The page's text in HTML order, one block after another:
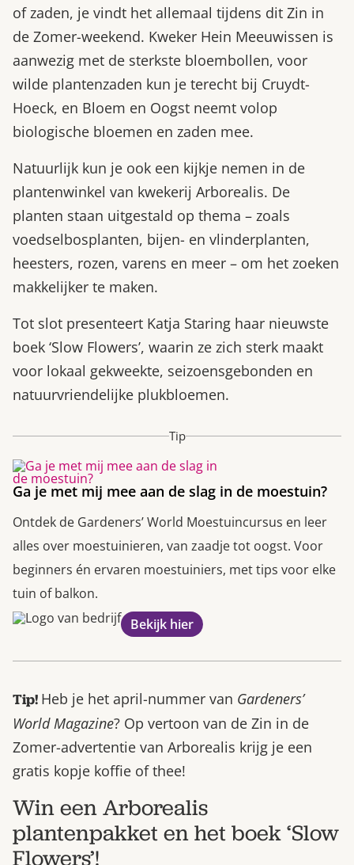
of zaden, je vindt het allemaal tijdens dit Zin in
de Zomer-weekend. Kweker Hein Meeuwissen is
aanwezig met de sterkste bloembollen, voor
wilde plantenzaden kun je terecht bij Cruydt-
Hoeck, en Bloem en Oogst neemt volop
biologische bloemen en zaden mee.
Natuurlijk kun je ook een kijkje nemen in de
plantenwinkel van kwekerij Arborealis. De
planten staan uitgestald op thema – zoals
voedselbosplanten, bijen- en vlinderplanten,
heesters, rozen, varens en meer – om het zoeken
makkelijker te maken.
Tot slot presenteert Katja Staring haar nieuwste
boek ‘Slow Flowers’, waarin ze zich sterk maakt
voor lokaal gekweekte, seizoensgebonden en
natuurvriendelijke plukbloemen.
Tip
Ga je met mij mee aan de slag in de moestuin?
Ontdek de Gardeners’ World Moestuincursus en leer
alles over moestuinieren, van zaadje tot oogst. Voor
beginners én ervaren moestuiniers, met tips voor elke
tuin of balkon.
Bekijk hier
Tip! Heb je het april-nummer van Gardeners’
World Magazine? Op vertoon van de Zin in de
Zomer-advertentie van Arborealis krijg je een
gratis kopje koffie of thee!
Win een Arborealis
plantenpakket en het boek ‘Slow
Flowers’!